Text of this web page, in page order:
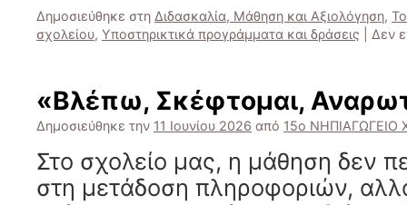
Δημοσιεύθηκε στη Διδασκαλία, Μάθηση και Αξιολόγηση,
σχολείου, Υποστηρικτικά προγράμματα και δράσεις Δεν
«Βλέπω, Σκέφτομαι,
Δημοσιεύθηκε την 11 Ιουνίου 2026 από 15ο ΝΗΠΙΑΓΩΓΕΙΟ
Στο σχολείο μας, η μάθηση δεν
στη μετάδοση πληροφοριών,